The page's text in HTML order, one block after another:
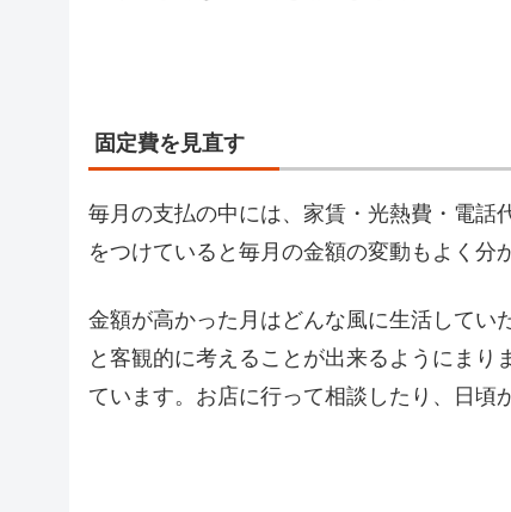
固定費を見直す
毎月の支払の中には、家賃・光熱費・電話
をつけていると毎月の金額の変動もよく分
金額が高かった月はどんな風に生活してい
と客観的に考えることが出来るようにま
ています。お店に行って相談したり、日頃